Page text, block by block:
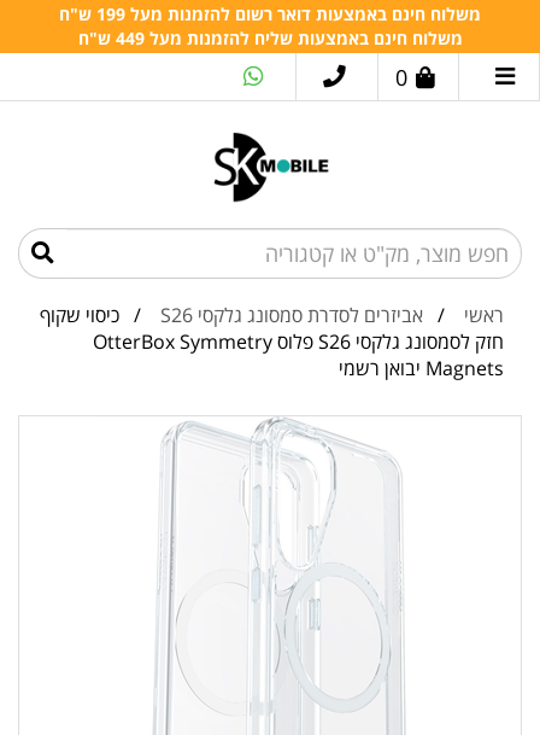
משלוח חינם באמצעות דואר רשום להזמנות מעל 199 ש"ח
משלוח חינם באמצעות שליח להזמנות מעל 449 ש"ח
0
ראשי / אביזרים לסדרת סמסונג גלקסי S26
/ כיסוי שקוף
חזק לסמסונג גלקסי S26 פלוס OtterBox Symmetry
Magnets יבואן רשמי